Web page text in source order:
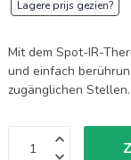
Lagere prijs gezien?
Mit dem Spot-IR-
und einfach
zugänglichen Stellen.